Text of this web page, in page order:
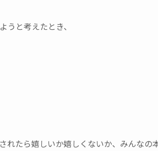
と考えたとき、
れたら嬉しいか嬉しくないか、みんなの